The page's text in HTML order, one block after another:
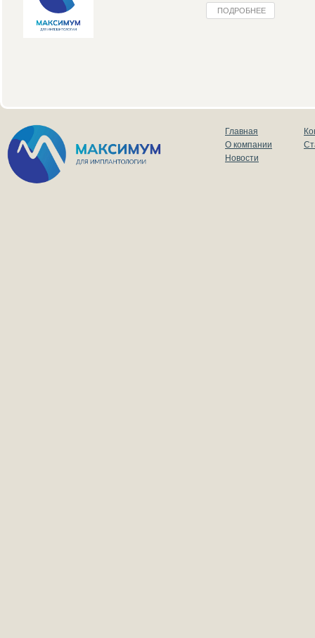
ПОДРОБНЕЕ
Главная
О компании
Новости